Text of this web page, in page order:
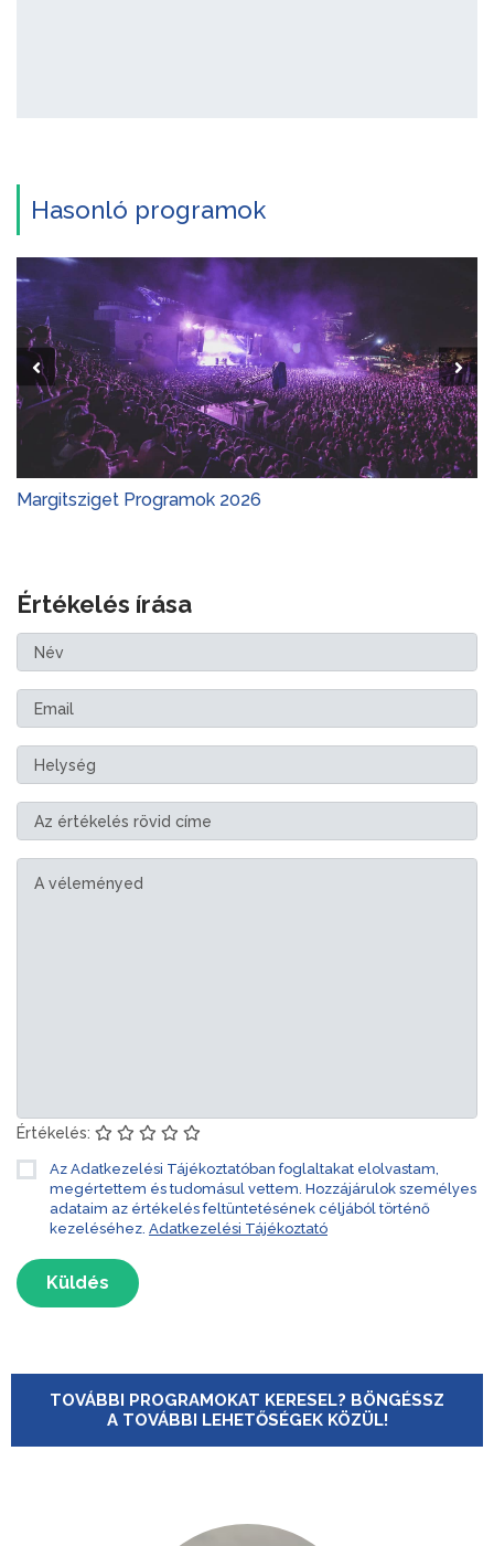
Hasonló programok
Margitsziget Programok 2026
Értékelés írása
Értékelés:
Az Adatkezelési Tájékoztatóban foglaltakat elolvastam,
megértettem és tudomásul vettem. Hozzájárulok személyes
adataim az értékelés feltüntetésének céljából történő
kezeléséhez. Adatkezelési Tájékoztató
Küldés
TOVÁBBI PROGRAMOKAT KERESEL? BÖNGÉSSZ
A TOVÁBBI LEHETŐSÉGEK KÖZÜL!